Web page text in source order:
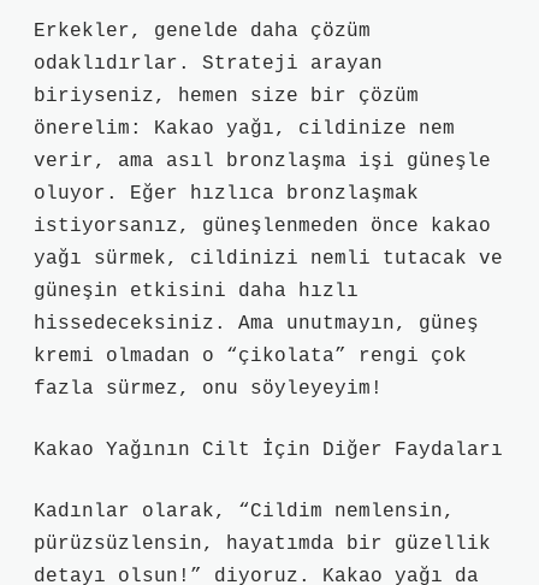
Erkekler, genelde daha çözüm
odaklıdırlar. Strateji arayan
biriyseniz, hemen size bir çözüm
önerelim: Kakao yağı, cildinize nem
verir, ama asıl bronzlaşma işi güneşle
oluyor. Eğer hızlıca bronzlaşmak
istiyorsanız, güneşlenmeden önce kakao
yağı sürmek, cildinizi nemli tutacak ve
güneşin etkisini daha hızlı
hissedeceksiniz. Ama unutmayın, güneş
kremi olmadan o “çikolata” rengi çok
fazla sürmez, onu söyleyeyim!
Kakao Yağının Cilt İçin Diğer Faydaları
Kadınlar olarak, “Cildim nemlensin,
pürüzsüzlensin, hayatımda bir güzellik
detayı olsun!” diyoruz. Kakao yağı da